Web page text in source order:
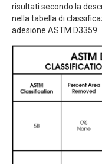
risultati secondo la
nella tabella di
adesione ASTM D3359.